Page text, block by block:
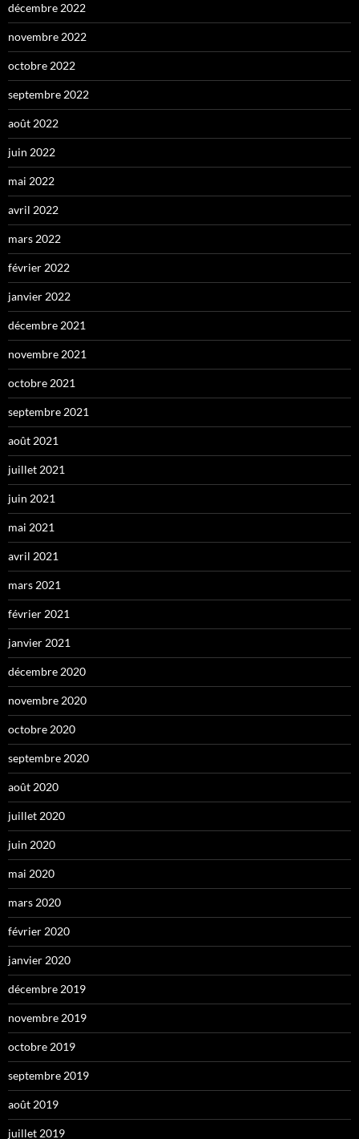
décembre 2022
novembre 2022
octobre 2022
septembre 2022
août 2022
juin 2022
mai 2022
avril 2022
mars 2022
février 2022
janvier 2022
décembre 2021
novembre 2021
octobre 2021
septembre 2021
août 2021
juillet 2021
juin 2021
mai 2021
avril 2021
mars 2021
février 2021
janvier 2021
décembre 2020
novembre 2020
octobre 2020
septembre 2020
août 2020
juillet 2020
juin 2020
mai 2020
mars 2020
février 2020
janvier 2020
décembre 2019
novembre 2019
octobre 2019
septembre 2019
août 2019
juillet 2019